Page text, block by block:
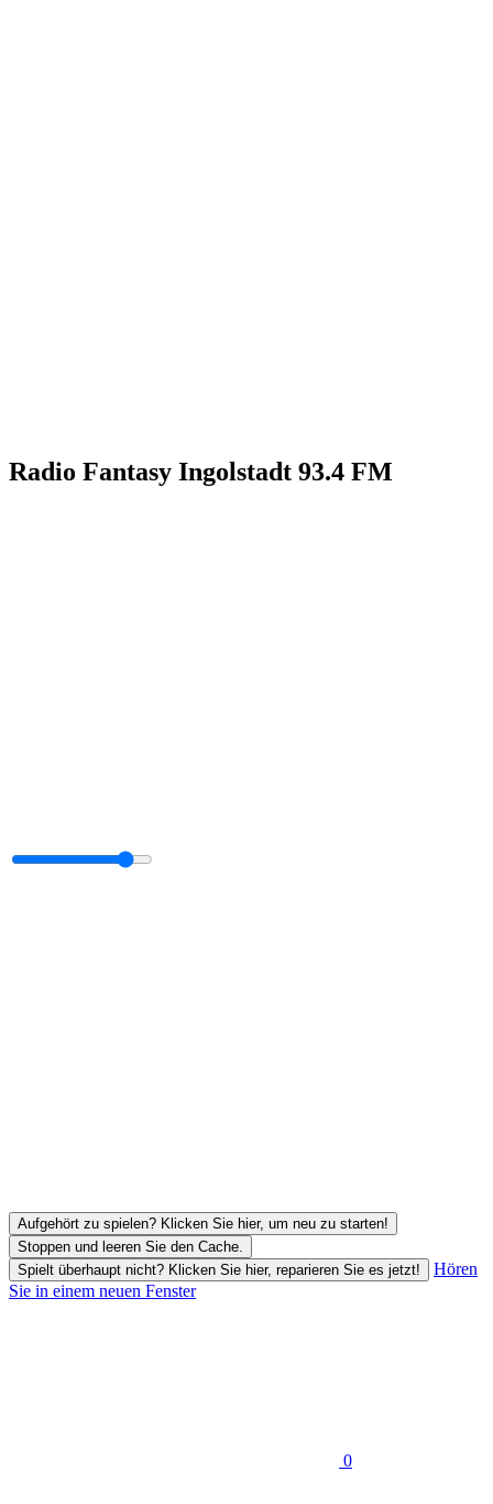
Radio Fantasy Ingolstadt 93.4 FM
Aufgehört zu spielen? Klicken Sie hier, um neu zu starten!
Stoppen und leeren Sie den Cache.
Spielt überhaupt nicht? Klicken Sie hier, reparieren Sie es jetzt!
Hören
Sie in einem neuen Fenster
0